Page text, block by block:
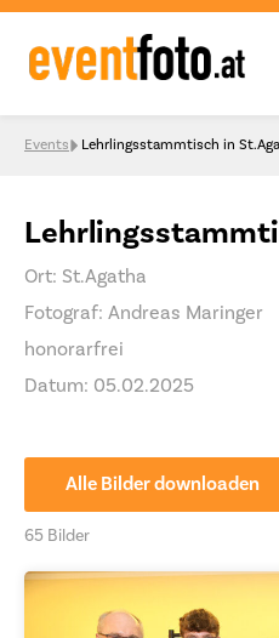
Skip to content
Events Lehrlingsstammtisch in
Ort: St.Agatha
Fotograf: Andreas Maringer
honorarfrei
Datum: 05.02.2025
Alle Bilder downloaden
65 Bilder